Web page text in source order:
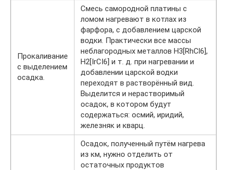
Прокаливание
с выделением
осадка.
Смесь самородной платины с
ломом нагревают в котлах из
фарфора, с добавлением царской
водки. Практически все массы
неблагородных металлов H3[RhCl6],
H2[IrCI6] и т. д. при нагревании и
добавлении царской водки
переходят в растворённый вид.
Выделится и нерастворимый
осадок, в котором будут
содержаться: осмий, иридий,
железняк и кварц.
Осадок, полученный путём нагрева
из км, нужно отделить от
остаточных продуктов